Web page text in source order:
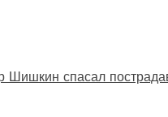
Шишкин спасал